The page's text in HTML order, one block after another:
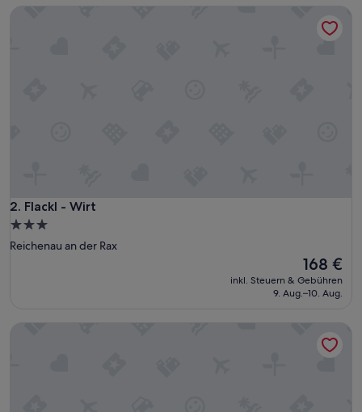
2. Flackl - Wirt
Flackl - Wirt
3.0-
Sterne-
Reichenau an der Rax
Der
Preis
beträgt
168 €
inkl. Steuern & Gebühren
9. Aug.–10. Aug.